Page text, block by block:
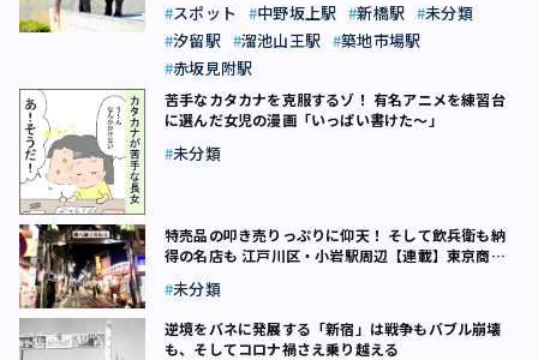
スポット 中野坂上駅 新橋駅
未分類
汐留駅
溜池山王駅
築地市場駅
赤坂見附駅
苦手なカタカナを克服するゾ！ 有名アニメを練習台
に選んだ女児の漫画「いっぱい書けた～」
未分類
特売品の叩き売りっぷりに仰天！ そして飲兵衛も納
得の名店も 江戸川区・小岩駅周辺【連載】東京商店
未分類
逆境をバネに発展する「新宿」は戦争もバブル崩壊
も、そしてコロナ禍さえ乗り越える